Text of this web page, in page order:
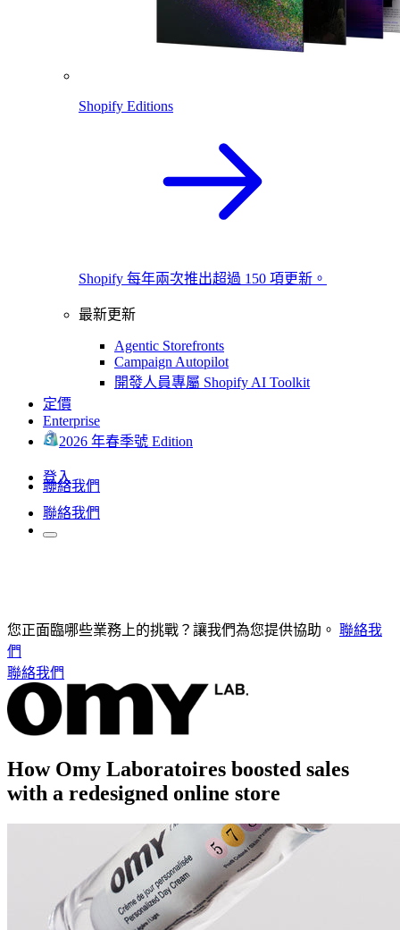
Shopify Editions
Shopify 每年兩次推出超過 150 項更新。
最新更新
Agentic Storefronts
Campaign Autopilot
開發人員專屬 Shopify AI Toolkit
定價
Enterprise
2026 年春季號 Edition
登入
聯絡我們
聯絡我們
您正面臨哪些業務上的挑戰？讓我們為您提供協助。 聯絡我
們
聯絡我們
How Omy Laboratoires boosted sales
with a redesigned online store